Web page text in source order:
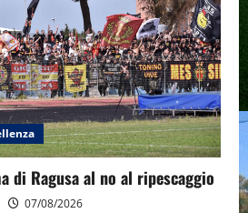
di Ragusa al no al ripescaggio
07/08/2026